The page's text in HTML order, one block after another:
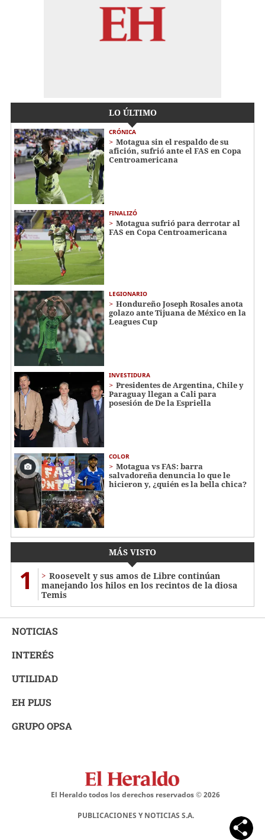
LO ÚLTIMO
CRÓNICA
Motagua sin el respaldo de su
afición, sufrió ante el FAS en Copa
Centroamericana
FINALIZÓ
Motagua sufrió para derrotar al
FAS en Copa Centroamericana
LEGIONARIO
Hondureño Joseph Rosales anota
golazo ante Tijuana de México en la
Leagues Cup
INVESTIDURA
Presidentes de Argentina, Chile y
Paraguay llegan a Cali para
posesión de De la Espriella
COLOR
Motagua vs FAS: barra
salvadoreña denuncia lo que le
hicieron y, ¿quién es la bella chica?
MÁS VISTO
1
Roosevelt y sus amos de Libre continúan
manejando los hilos en los recintos de la diosa
Temis
NOTICIAS
INTERÉS
UTILIDAD
EH PLUS
GRUPO OPSA
El Heraldo todos los derechos reservados ©2026
PUBLICACIONES Y NOTICIAS S.A.